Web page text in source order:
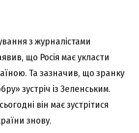
з журналістами
що Росія має укласти
Та зазначив, що зранку
зустріч із Зеленським.
він має зустрітися
знову.